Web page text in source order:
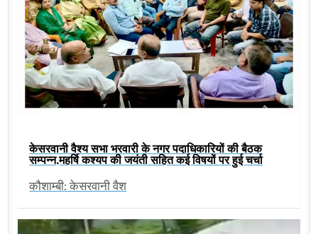
केसरवानी वैश्य सभा भरवारी के नगर पदाधिकारियों की बैठक
सम्पन्न,महर्षि कश्यप की जयंती सहित कई विषयों पर हुई चर्चा
कौशाम्बी: केसरवानी वैश